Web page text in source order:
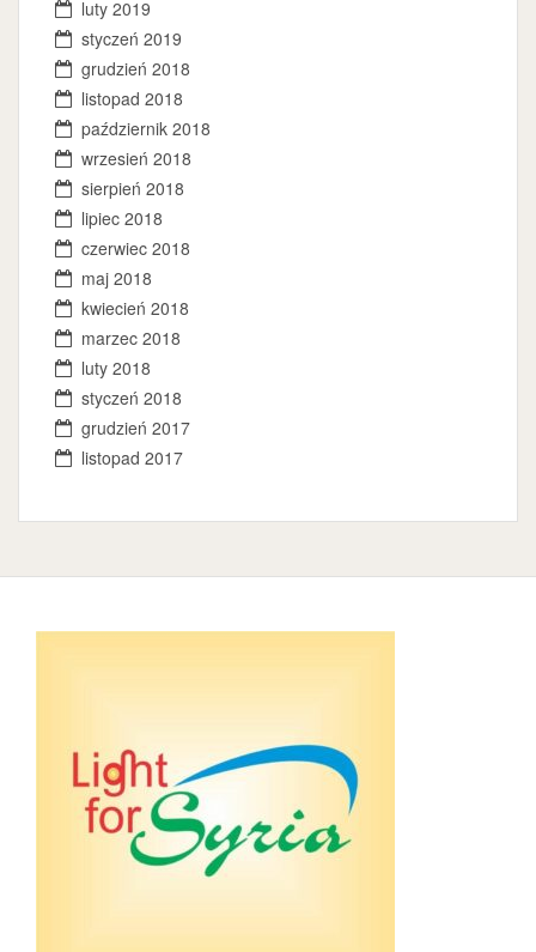
luty 2019
styczeń 2019
grudzień 2018
listopad 2018
październik 2018
wrzesień 2018
sierpień 2018
lipiec 2018
czerwiec 2018
maj 2018
kwiecień 2018
marzec 2018
luty 2018
styczeń 2018
grudzień 2017
listopad 2017